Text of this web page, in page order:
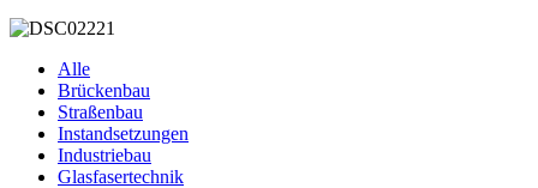
Alle
Brückenbau
Straßenbau
Instandsetzungen
Industriebau
Glasfasertechnik